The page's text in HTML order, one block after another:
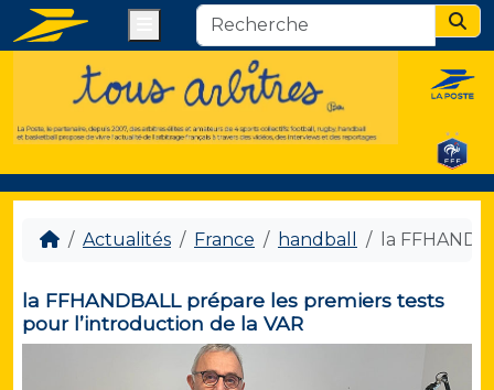
Actualités France handball la
la FFHANDBALL prépare les premiers tests
pour l’introduction de la VAR